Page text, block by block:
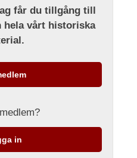
får du tillgång till
vårt historiska
in